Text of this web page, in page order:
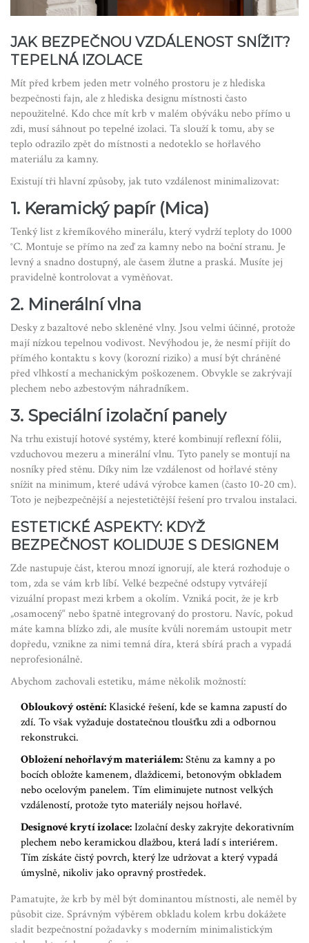
JAK BEZPEČNOU VZDÁLENOST SNÍŽIT?
TEPELNÁ IZOLACE
Mít před krbem jeden metr volného prostoru je z hlediska
bezpečnosti fajn, ale z hlediska designu místnosti často
nepoužitelné. Kdo chce mít krb v malém obýváku nebo přímo u
zdi, musí sáhnout po tepelné izolaci. Ta slouží k tomu, aby se
teplo odrazilo zpět do místnosti a nedoteklo se hořlavého
materiálu za kamny.
Existují tři hlavní způsoby, jak tuto vzdálenost minimalizovat:
1. Keramický papír (Mica)
Tenký list z křemíkového minerálu, který vydrží teploty do 1000
°C. Montuje se přímo na zeď za kamny nebo na boční stranu. Je
levný a snadno dostupný, ale časem žlutne a praská. Musíte jej
pravidelně kontrolovat a vyměňovat.
2. Minerální vlna
Desky z bazaltové nebo skleněné vlny. Jsou velmi účinné, protože
mají nízkou tepelnou vodivost. Nevýhodou je, že nesmí přijít do
přímého kontaktu s kovy (korozní riziko) a musí být chráněné
před vlhkostí a mechanickým poškozenem. Obvykle se zakrývají
plechem nebo azbestovým náhradníkem.
3. Speciální izolační panely
Na trhu existují hotové systémy, které kombinují reflexní fólii,
vzduchovou mezeru a minerální vlnu. Tyto panely se montují na
nosníky před stěnu. Díky nim lze vzdálenost od hořlavé stěny
snížit na minimum, které udává výrobce kamen (často 10-20 cm).
Toto je nejbezpečnější a nejestetičtější řešení pro trvalou instalaci.
ESTETICKÉ ASPEKTY: KDYŽ
BEZPEČNOST KOLIDUJE S DESIGNEM
Zde nastupuje část, kterou mnozí ignorují, ale která rozhoduje o
tom, zda se vám krb líbí. Velké bezpečné odstupy vytvářejí
vizuální propast mezi krbem a okolím. Vzniká pocit, že je krb
„osamocený“ nebo špatně integrovaný do prostoru. Navíc, pokud
máte kamna blízko zdi, ale musíte kvůli noremám ustoupit metr
dopředu, vznikne za nimi temná díra, která sbírá prach a vypadá
neprofesionálně.
Abychom zachovali estetiku, máme několik možností:
Obloukový ostění:Klasické řešení, kde se kamna zapustí do
zdí. To však vyžaduje dostatečnou tloušťku zdi a odbornou
rekonstrukci.
Obložení nehořlavým materiálem:Stěnu za kamny a po
bocích obložte kamenem, dlaždicemi, betonovým obkladem
nebo ocelovým panelem. Tím eliminujete nutnost velkých
vzdáleností, protože tyto materiály nejsou hořlavé.
Designové krytí izolace:Izolační desky zakryjte dekorativním
plechem nebo keramickou dlažbou, která ladí s interiérem.
Tím získáte čistý povrch, který lze udržovat a který vypadá
úmyslně, nikoliv jako opravný prostředek.
Pamatujte, že krb by měl být dominantou místnosti, ale neměl by
působit cize. Správným výběrem obkladu kolem krbu dokážete
sladit bezpečnostní požadavky s moderním minimalistickým